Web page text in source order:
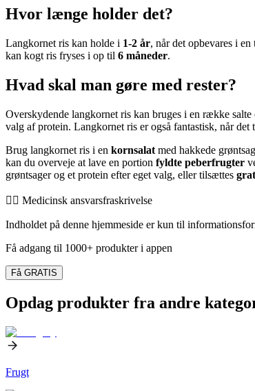
Hvor længe holder det?
Langkornet ris kan holde i 1-2 år, når det opbevares i
kan kogt ris fryses i op til 6 måneder.
Hvad skal man gøre med rester?
Overskydende langkornet ris kan bruges i en række
valg af protein. Langkornet ris er også fantastisk, når det
Brug langkornet ris i en kornsalat med hakkede
kan du overveje at lave en portion fyldte peberfrugter
grøntsager og et protein efter eget valg, eller tilsættes
👨‍⚕️️ Medicinsk ansvarsfraskrivelse
Indholdet på denne hjemmeside er kun til
Få adgang til 1000+ produkter i appen
Få GRATIS
Opdag produkter fra andre
Frugt